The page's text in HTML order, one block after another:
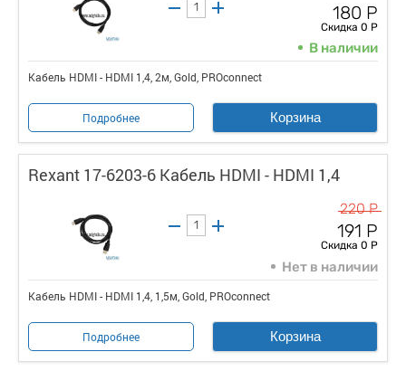
180 Р
Скидка 0 Р
В наличии
Кабель HDMI - HDMI 1,4, 2м, Gold, PROconnect
Подробнее Корзина
Rexant 17-6203-6 Кабель HDMI - HDMI 1,4
220 Р
191 Р
Скидка 0 Р
Нет в наличии
Кабель HDMI - HDMI 1,4, 1,5м, Gold, PROconnect
Подробнее Корзина